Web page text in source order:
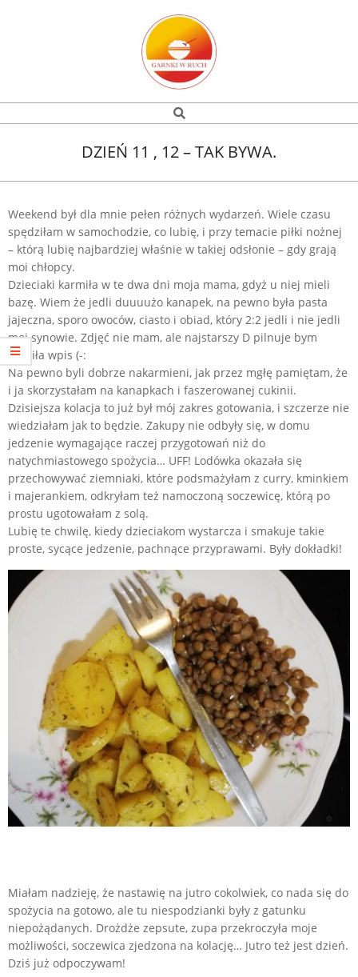
Garnki
ruch
Search
DZIEŃ 11 , 12 – TAK BYWA.
Weekend był dla mnie pełen różnych wydarzeń. Wiele czasu
spędziłam w samochodzie, co lubię, i przy temacie piłki nożnej
– którą lubię najbardziej właśnie w takiej odsłonie – gdy grają
moi chłopcy.
Dzieciaki karmiła w te dwa dni moja mama, gdyż u niej mieli
bazę. Wiem że jedli duuuużo kanapek, na pewno była pasta
jajeczna, sporo owoców, ciasto i obiad, który 2:2 jedli i nie jedli
moi synowie. Zdjęć nie mam, ale najstarszy D pilnuje bym
zrobiła wpis (-:
Na pewno byli dobrze nakarmieni, jak przez mgłę pamiętam, że
i ja skorzystałam na kanapkach i faszerowanej cukinii.
Dzisiejsza kolacja to już był mój zakres gotowania, i szczerze nie
wiedziałam jak to będzie. Zakupy nie odbyły się, w domu
jedzenie wymagające raczej przygotowań niż do
natychmiastowego spożycia… UFF! Lodówka okazała się
przechowywać ziemniaki, które podsmażyłam z curry, kminkiem
i majerankiem, odkryłam też namoczoną soczewicę, którą po
prostu ugotowałam z solą.
Lubię te chwilę, kiedy dzieciakom wystarcza i smakuje takie
proste, sycące jedzenie, pachnące przyprawami. Były dokładki!
Miałam nadzieję, że nastawię na jutro cokolwiek, co nada się do
spożycia na gotowo, ale tu niespodzianki były z gatunku
niepożądanych. Drożdże zepsute, zupa przekroczyła moje
możliwości, soczewica zjedzona na kolację… Jutro też jest dzień.
Dziś już odpoczywam!